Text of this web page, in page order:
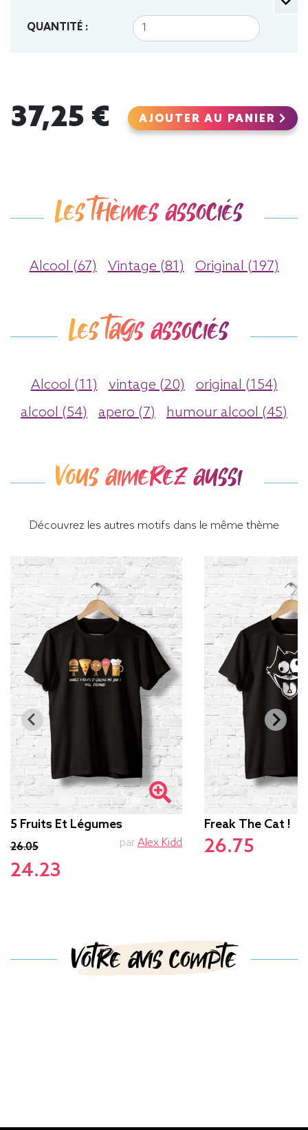
QUANTITÉ :
37,25 € AJOUTER AU PANIER
Les thèmes associés
Alcool (67) Vintage (81) Original (197)
Les tags associés
Alcool (11) vintage (20)
original (154)
alcool (54)
apero (7) humour alcool (45)
Vous aimerez aussi
Découvrez les autres motifs dans le même thème
5 Fruits Et Légumes
26.05
24.23
par Alex Kidd
Freak The Cat !
26.75
Votre avis compte